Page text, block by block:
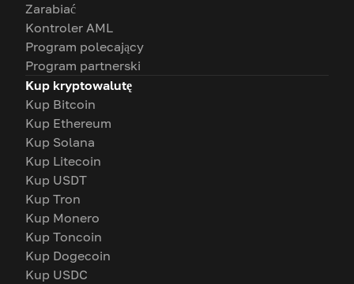
Zarabiać
Kontroler AML
Program polecający
Program partnerski
Kup kryptowalutę
Kup Bitcoin
Kup Ethereum
Kup Solana
Kup Litecoin
Kup USDT
Kup Tron
Kup Monero
Kup Toncoin
Kup Dogecoin
Kup USDC